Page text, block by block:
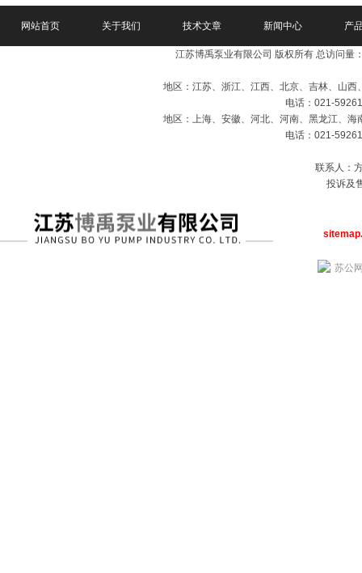
网站首页 关于我们 技术文章 新闻中心 产
江苏博禹泵业有限公司 版权所有 总访问量
地区：江苏、浙江、江西、北京、吉林、山
电话：021-
地区：上海、安徽、河北、河南、黑龙江、
电话：021-
联系人：
投诉及
苏公